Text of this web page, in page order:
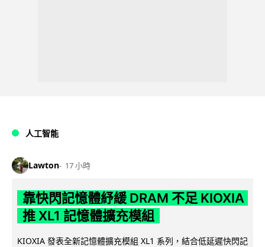
人工智能
Lawton 17 小時
靠快閃記憶體紓緩 DRAM 不足 KIOXIA
推 XL1 記憶體擴充模組
KIOXIA 發表全新記憶體擴充模組 XL1 系列，結合低延遲快閃記